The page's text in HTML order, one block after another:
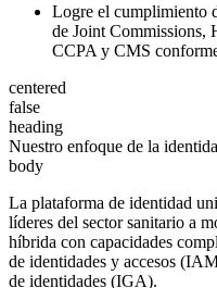
Logre el cumplimiento
de Joint
CCPA y CMS
centered
false
heading
Nuestro enfoque de la
body
La plataforma de identidad
líderes del sector sanitario a
híbrida con capacidades
de identidades y accesos
de identidades (IGA).